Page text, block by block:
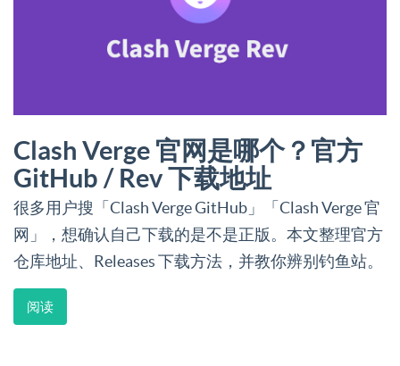
Clash Verge 官网是哪个？官方
GitHub / Rev 下载地址
很多用户搜「Clash Verge GitHub」「Clash Verge 官
网」，想确认自己下载的是不是正版。本文整理官方
仓库地址、Releases 下载方法，并教你辨别钓鱼站。
阅读